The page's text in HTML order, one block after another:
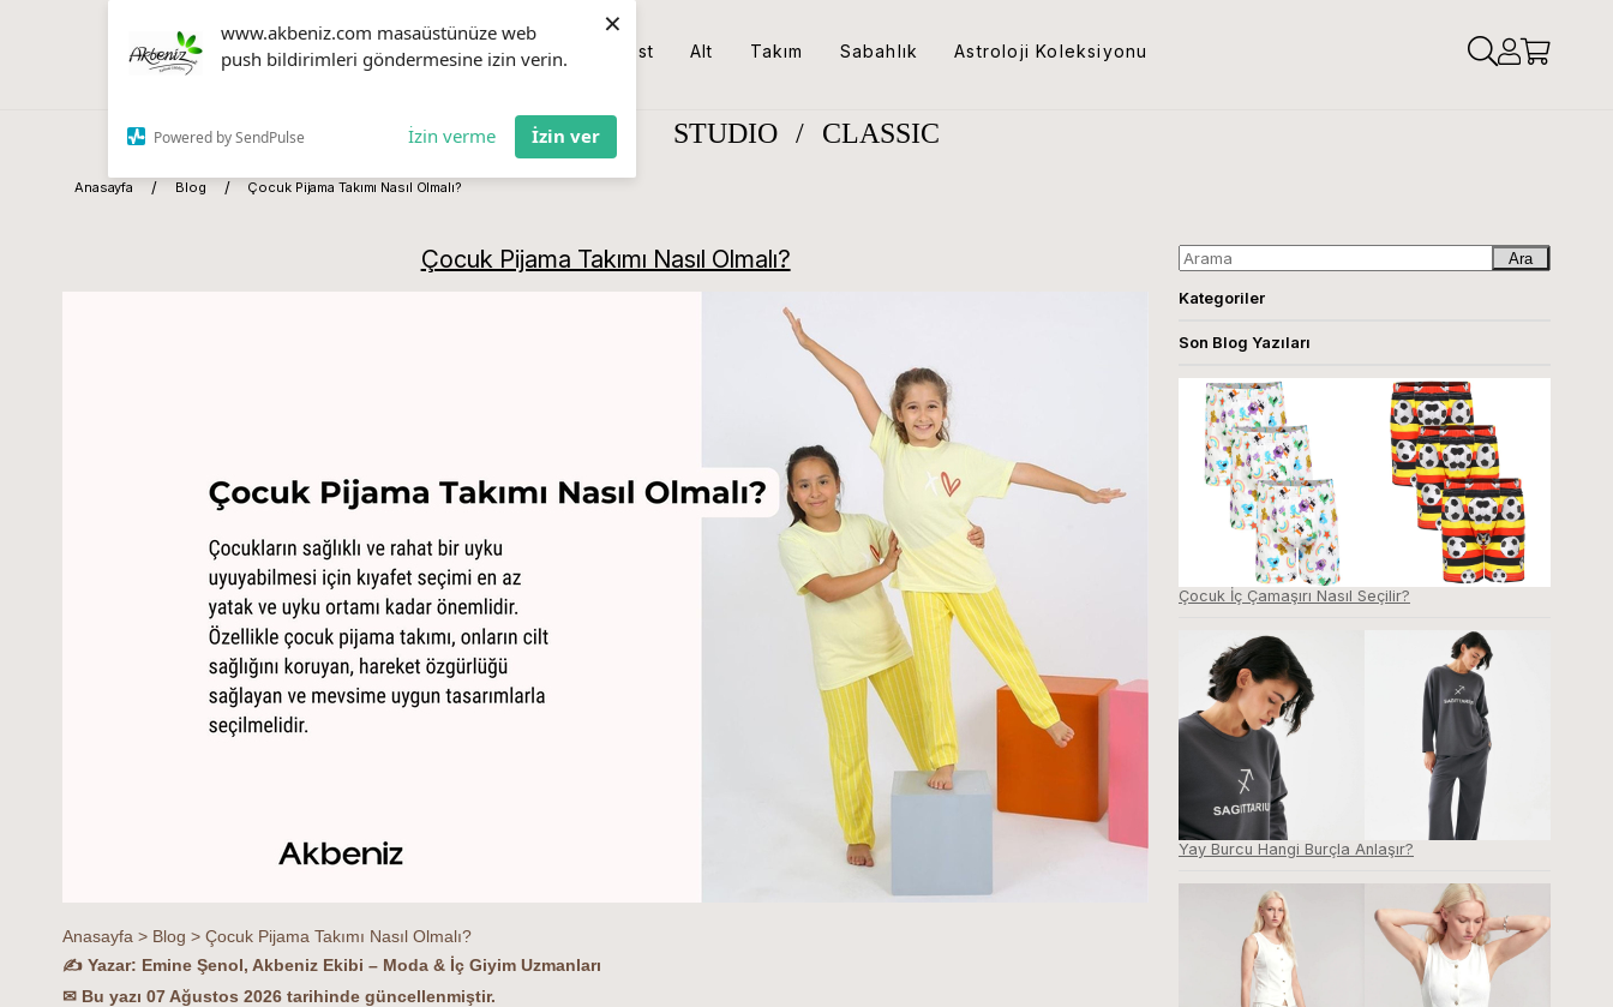
www.akbeniz.com masaüstünüze web
push bildirimleri göndermesine izin verin.
Powered by SendPulse İzin verme İzin ver
×
Üst Alt Takım Sabahlık Astroloji Koleksiyonu
STUDIO / CLASSIC
Anasayfa Blog Çocuk Pijama Takımı Nasıl Olmalı?
Çocuk Pijama Takımı Nasıl Olmalı?
Anasayfa > Blog > Çocuk Pijama Takımı Nasıl Olmalı?
✍ Yazar: Emine Şenol, Akbeniz Ekibi – Moda & İç Giyim Uzmanları
✉ Bu yazı 07 Ağustos 2026 tarihinde güncellenmiştir.
Ara
Kategoriler
Son Blog Yazıları
Çocuk İç Çamaşırı Nasıl Seçilir?
Yay Burcu Hangi Burçla Anlaşır?